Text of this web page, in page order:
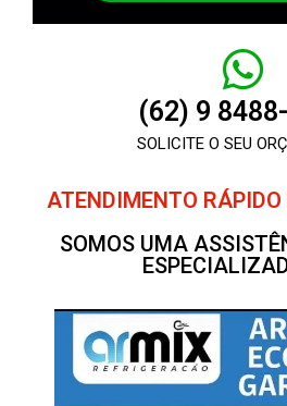
(62) 9
SOLICITE O SEU
ATENDIMENTO
SOMOS UMA